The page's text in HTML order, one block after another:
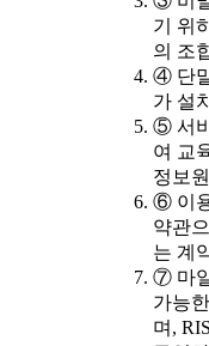
기 위
의 조
④ 단
가 설
⑤ 서
여 교
정보
⑥ 이
약관
는 계
⑦ 마
가능
며,